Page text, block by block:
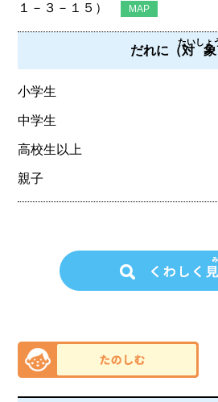
１－３－１５） MAP
だれに（対象
たいしょ
小学生
中学生
高校生以上
親子